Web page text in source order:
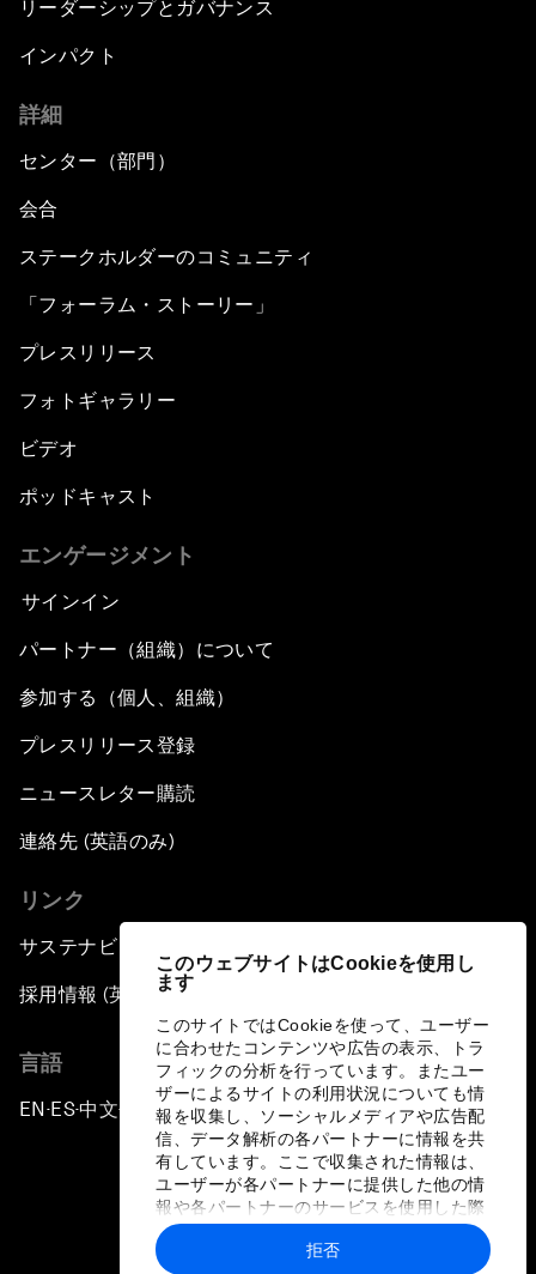
このウェブサイトはCookieを使用し
ます
このサイトではCookieを使って、ユーザー
に合わせたコンテンツや広告の表示、トラ
フィックの分析を行っています。またユー
ザーによるサイトの利用状況についても情
報を収集し、ソーシャルメディアや広告配
信、データ解析の各パートナーに情報を共
有しています。ここで収集された情報は、
ユーザーが各パートナーに提供した他の情
報や各パートナーのサービスを使用した際
に収集された情報と組み合わされ、各パー
トナーによって使用されることがありま
拒否
リーダーシップとガバナンス
インパクト
詳細
センター（部門）
会合
ステークホルダーのコミュニティ
「フォーラム・ストーリー」
プレスリリース
フォトギャラリー
ビデオ
ポッドキャスト
エンゲージメント
サインイン
パートナー（組織）について
参加する（個人、組織）
プレスリリース登録
ニュースレター購読
連絡先 (英語のみ)
リンク
サステナビリティへの取り組み
採用情報 (英語のみ)
言語
EN ▪ES▪中文▪ 日本語